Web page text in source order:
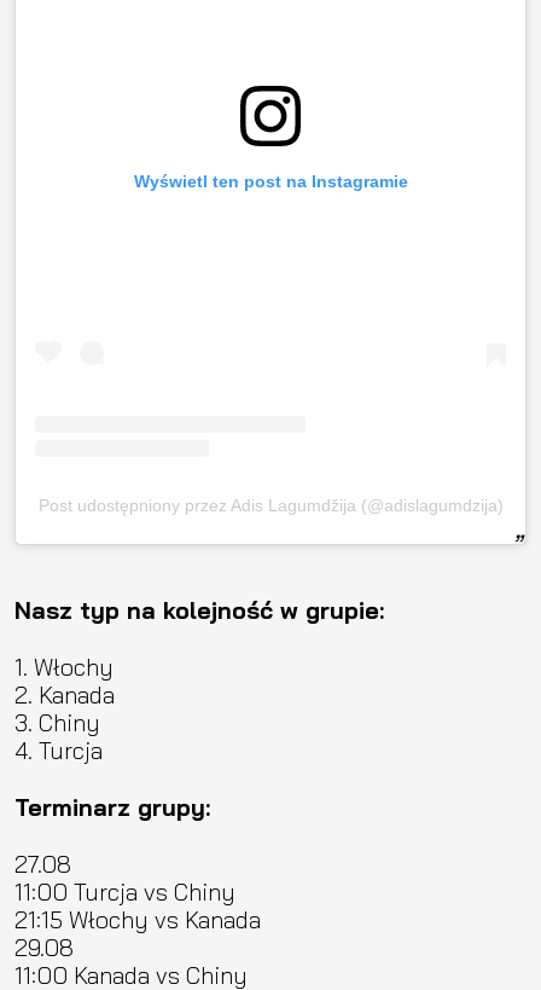
Wyświetl ten post na Instagramie
Post udostępniony przez Adis Lagumdžija (@adislagumdzija)
Nasz typ na kolejność w grupie:
1. Włochy
2. Kanada
3. Chiny
4. Turcja
Terminarz grupy:
27.08
11:00 Turcja vs Chiny
21:15 Włochy vs Kanada
29.08
11:00 Kanada vs Chiny